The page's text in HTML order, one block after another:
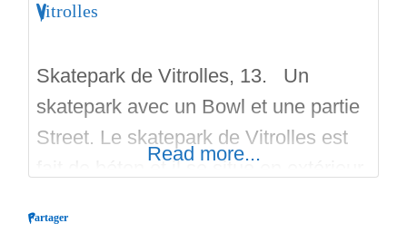
Vitrolles
Skatepark de Vitrolles, 13. Un
skatepark avec un Bowl et une partie
Street. Le skatepark de Vitrolles est
fait de béton et il se situe en extérieur.
Read more...
Partager